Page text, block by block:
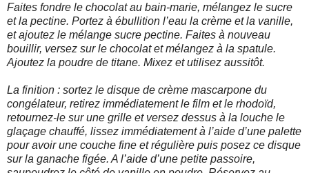
Faites fondre le chocolat au bain-marie, mélangez le sucre
et la pectine. Portez à ébullition l’eau la crème et la vanille,
et ajoutez le mélange sucre pectine. Faites à nouveau
bouillir, versez sur le chocolat et mélangez à la spatule.
Ajoutez la poudre de titane. Mixez et utilisez aussitôt.
La finition : sortez le disque de crème mascarpone du
congélateur, retirez immédiatement le film et le rhodoïd,
retournez-le sur une grille et versez dessus à la louche le
glaçage chauffé, lissez immédiatement à l’aide d’une palette
pour avoir une couche fine et régulière puis posez ce disque
sur la ganache figée. A l’aide d’une petite passoire,